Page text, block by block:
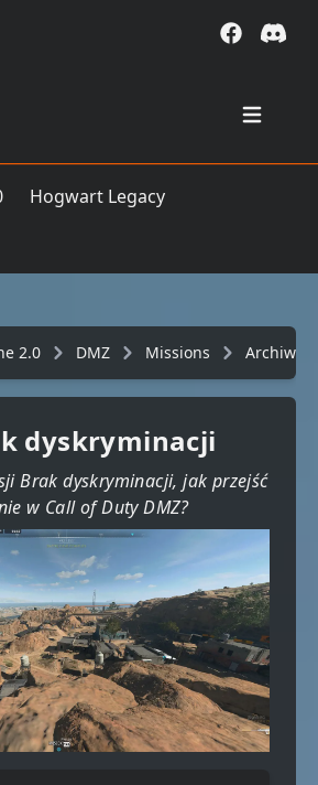
Open
Hogwart Legacy
2.0 DMZ Missions
dyskryminacji
Brak dyskryminacji, jak przejść
w Call of Duty DMZ?